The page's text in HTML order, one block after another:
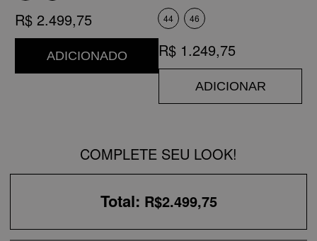
R$ 2.499,75
ADICIONADO
44 46
R$ 1.249,75
ADICIONAR
COMPLETE SEU LOOK!
Total: R$2.499,75